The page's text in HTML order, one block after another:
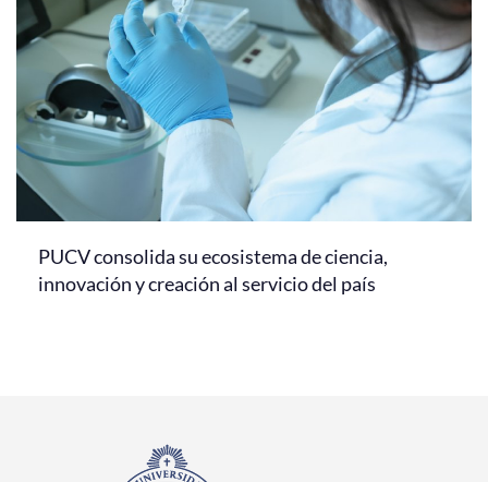
PUCV consolida su ecosistema de ciencia,
innovación y creación al servicio del país